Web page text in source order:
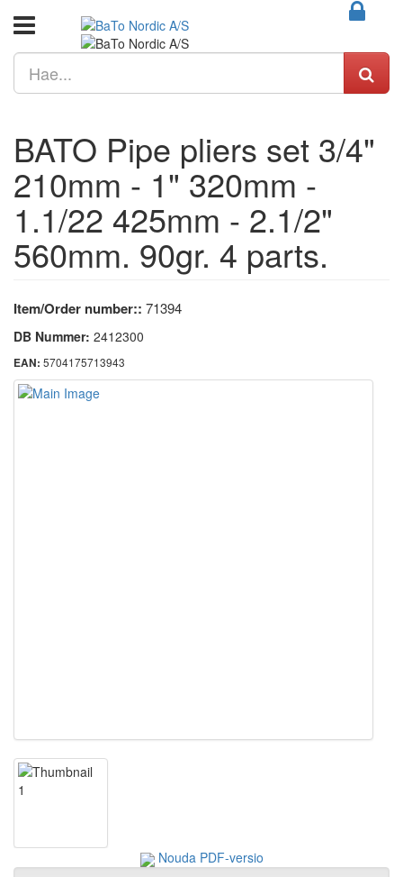
BATO Pipe pliers set 3/4"
210mm - 1" 320mm -
1.1/22 425mm - 2.1/2"
560mm. 90gr. 4 parts.
Item/Order number:: 71394
DB Nummer: 2412300
EAN: 5704175713943
Nouda PDF-versio